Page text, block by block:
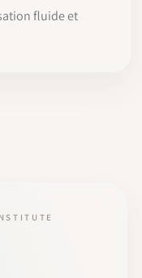
fluide et